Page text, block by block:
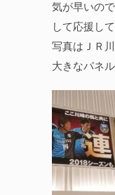
気が早いの
して応援し
写真はＪＲ
大きなパネル